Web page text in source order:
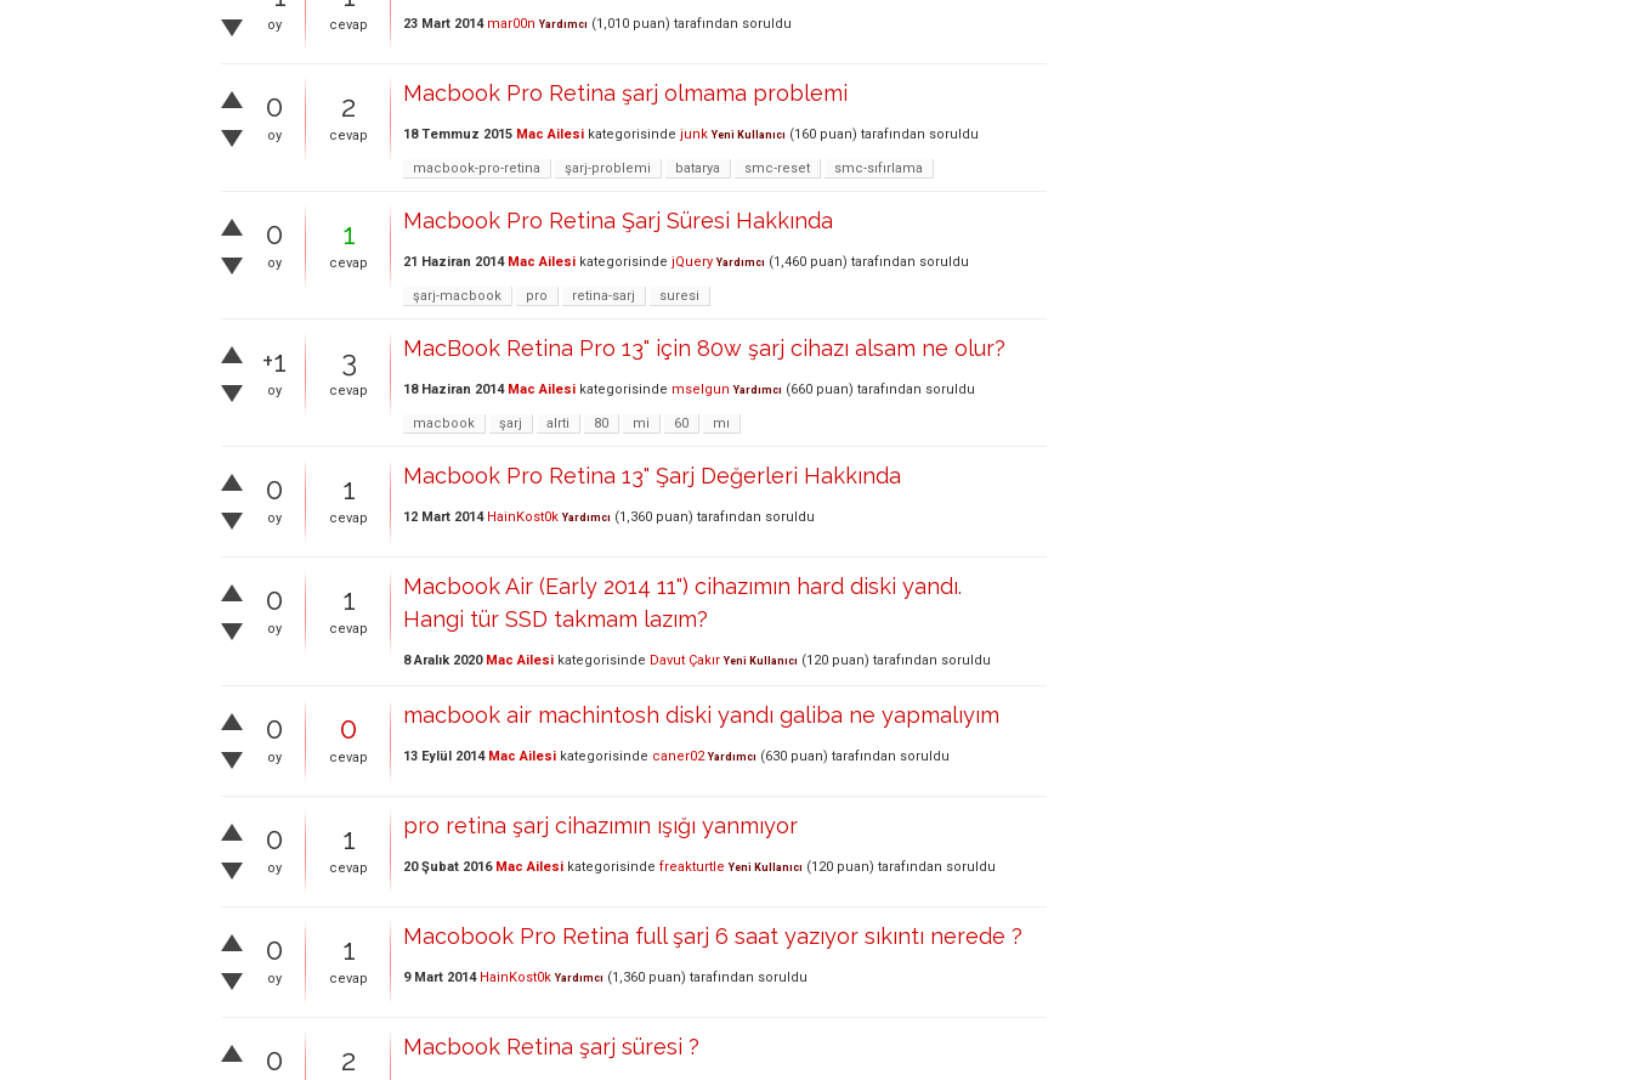
oy cevap 23 Mart 2014 mar00n Yardımcı (1,010 puan) tarafından soruldu
0
oy
2
cevap
Macbook Pro Retina şarj olmama problemi
18 Temmuz 2015 Mac Ailesi kategorisinde junk Yeni Kullanıcı (160 puan) tarafından soruldu
macbook-pro-retina şarj-problemi batarya smc-reset smc-sıfırlama
0
oy
1
cevap
Macbook Pro Retina Şarj Süresi Hakkında
21 Haziran 2014 Mac Ailesi kategorisinde jQuery Yardımcı (1,460 puan) tarafından soruldu
şarj-macbook pro retina-sarj suresi
+1
oy
3
cevap
MacBook Retina Pro 13" için 80w şarj cihazı alsam ne olur?
18 Haziran 2014 Mac Ailesi kategorisinde mselgun Yardımcı (660 puan) tarafından soruldu
macbook şarj alrti 80 mi 60 mı
0
oy
1
cevap
Macbook Pro Retina 13" Şarj Değerleri Hakkında
12 Mart 2014 HainKost0k Yardımcı (1,360 puan) tarafından soruldu
0
oy
1
cevap
Macbook Air (Early 2014 11") cihazımın hard diski yandı.
Hangi tür SSD takmam lazım?
8 Aralık 2020 Mac Ailesi kategorisinde Davut Çakır Yeni Kullanıcı (120 puan) tarafından soruldu
0
oy
0
cevap
macbook air machintosh diski yandı galiba ne yapmalıyım
13 Eylül 2014 Mac Ailesi kategorisinde caner02 Yardımcı (630 puan) tarafından soruldu
0
oy
1
cevap
pro retina şarj cihazımın ışığı yanmıyor
20 Şubat 2016 Mac Ailesi kategorisinde freakturtle Yeni Kullanıcı (120 puan) tarafından soruldu
0
oy
1
cevap
Macobook Pro Retina full şarj 6 saat yazıyor sıkıntı nerede ?
9 Mart 2014 HainKost0k Yardımcı (1,360 puan) tarafından soruldu
0 2 Macbook Retina şarj süresi ?